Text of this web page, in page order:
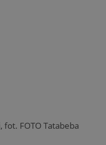
fot. FOTO Tatabeba